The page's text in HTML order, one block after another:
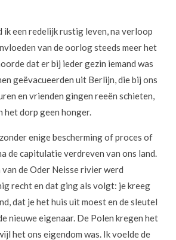
ik een redelijk rustig leven, na verloop
van de oorlog steeds meer het
dat er bij ieder gezin iemand was
geëvacueerden uit Berlijn, die bij ons
en vrienden gingen reeën schieten,
het dorp geen honger.
enige bescherming of proces of
de capitulatie verdreven van ons land.
de Oder Neisse rivier werd
recht en dat ging als volgt: je kreeg
dat je het huis uit moest en de sleutel
nieuwe eigenaar. De Polen kregen het
het ons eigendom was. Ik voelde de